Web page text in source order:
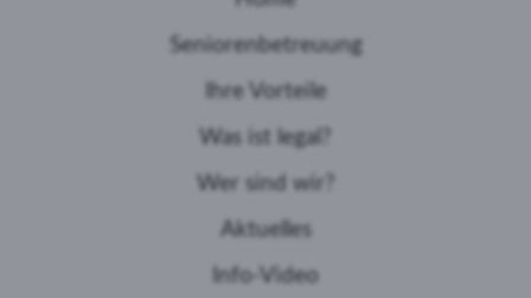
Seniorenbetreuung
Ihre Vorteile
Was ist legal?
Wer sind wir?
Aktuelles
Info-Video